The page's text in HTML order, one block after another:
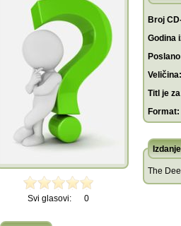
Svi glasovi: 0
Broj
Godina
Veličina:
Titl je
Format:
The